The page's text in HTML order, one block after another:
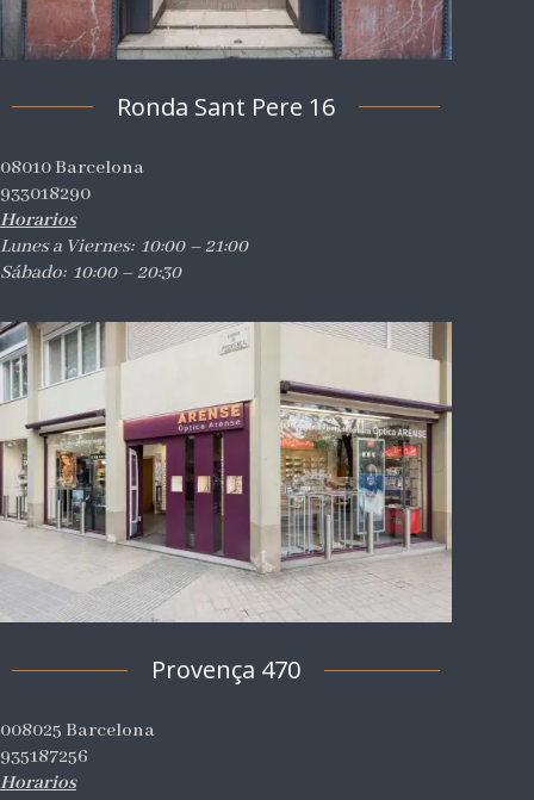
Ronda Sant Pere 16
08010 Barcelona
933018290
Horarios
Lunes a Viernes: 10:00 – 21:00
Sábado: 10:00 – 20:30
Provença 470
008025 Barcelona
935187256
Horarios